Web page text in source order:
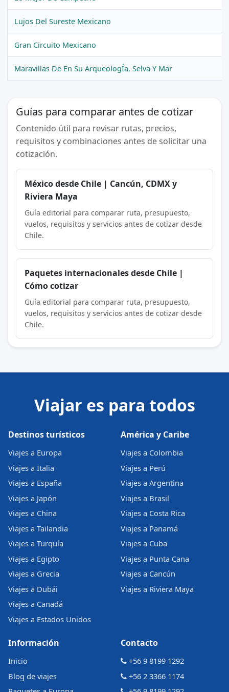
Lujos Del Sureste Mexicano
Gran Circuito Mexicano
Maravillas De En Su ArqueologÍa, Selva Y Mar
Guías para comparar antes de cotizar
Contenido útil para revisar rutas, precios,
requisitos y combinaciones antes de solicitar una
cotización.
México desde Chile | Cancún, CDMX y
Riviera Maya
Guía editorial para comparar ruta, presupuesto,
vuelos, requisitos y servicios antes de cotizar desde
Chile.
Paquetes internacionales desde Chile |
Cómo cotizar
Guía editorial para comparar ruta, presupuesto,
vuelos, requisitos y servicios antes de cotizar desde
Chile.
Viajar es para todos
Destinos turísticos
Viajes a Europa
Viajes a Italia
Viajes a España
Viajes a Japón
Viajes a China
Viajes a Tailandia
Viajes a Turquía
Viajes a Egipto
Viajes a Grecia
Viajes a Dubái
Viajes a Canadá
Viajes a Estados Unidos
América y Caribe
Viajes a Colombia
Viajes a Perú
Viajes a Argentina
Viajes a Brasil
Viajes a Costa Rica
Viajes a Panamá
Viajes a Cuba
Viajes a Punta Cana
Viajes a Cancún
Viajes a Riviera Maya
Información
Inicio
Blog de viajes
Contacto
+56 9 8199 1292
+56 2 3366 1174